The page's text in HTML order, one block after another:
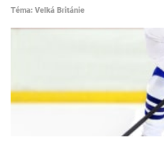
Téma: Velká Británie